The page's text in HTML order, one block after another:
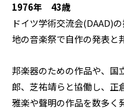
1976年 43歳
ドイツ学術交流会(DAAD)
地の音楽祭で自作の発表と
邦楽器のための作品や、国
郎、芝祐靖らと協働し、正
雅楽や聲明の作品を数多く